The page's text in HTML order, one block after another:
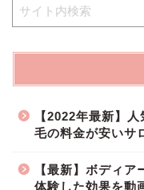
【2022年最新】
毛の料金が安いサ
【最新】ボディ
体験した効果を動